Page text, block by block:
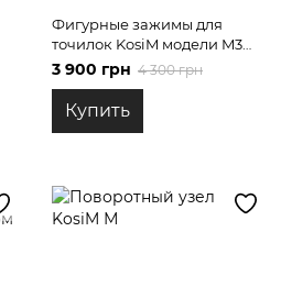
Фигурные зажимы для
точилок KosiM модели M3
хвостовик 10мм
3 900 грн 4 300 грн
Купить